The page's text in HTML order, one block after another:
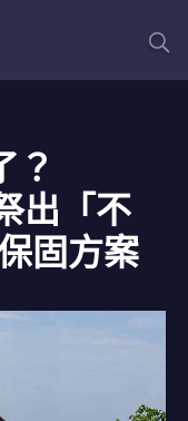
？
出「不
固方案